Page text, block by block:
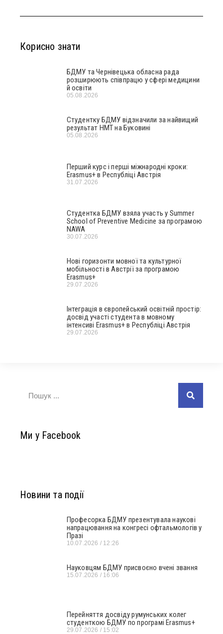
Корисно знати
БДМУ та Чернівецька обласна рада
розширюють співпрацю у сфері медицини
й освіти
05.08.2026
Студентку БДМУ відзначили за найвищий
результат НМТ на Буковині
05.08.2026
Перший курс і перші міжнародні кроки:
Erasmus+ в Республіці Австрія
31.07.2026
Студентка БДМУ взяла участь у Summer
School of Preventive Medicine за програмою
NAWA
30.07.2026
Нові горизонти мовної та культурної
мобільності в Австрії за програмою
Erasmus+
29.07.2026
Інтеграція в європейський освітній простір:
досвід участі студента в мовному
інтенсиві Erasmus+ в Республіці Австрія
29.07.2026
Ми у Facebook
Новини та події
Професорка БДМУ презентувала наукові
напрацювання на конгресі офтальмологів у
Празі
10.07.2026 12:26
Науковцям БДМУ присвоєно вчені звання
15.07.2026 16:06
Перейняття досвіду румунських колег
студенткою БДМУ по програмі Erasmus+
29.07.2026 15:02